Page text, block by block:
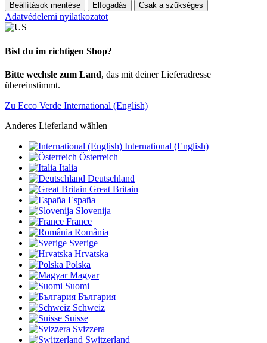
Beállítások mentése Elfogadás Csak a szükséges
Adatvédelemi nyilatkozatot
Bist du im richtigen Shop?
Bitte wechsle zum Land, das mit deiner Lieferadresse
übereinstimmt.
Zu Ecco Verde International (English)
Anderes Lieferland wählen
International (English)
Österreich
Italia
Deutschland
Great Britain
España
Slovenija
France
România
Sverige
Hrvatska
Polska
Magyar
Suomi
България
Schweiz
Suisse
Svizzera
Switzerland